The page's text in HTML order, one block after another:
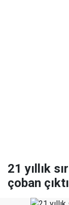
21 yıllık
çoban çıktı